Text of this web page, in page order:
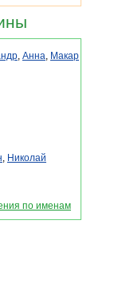
, Анна, Макар
, Николай
по именам